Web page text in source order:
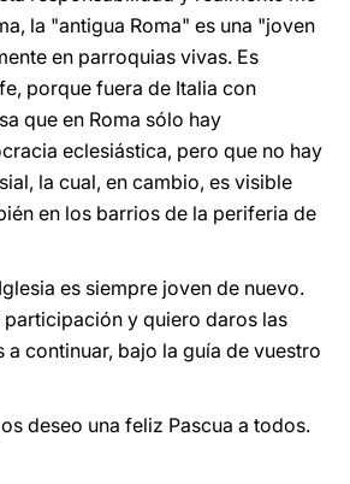
la "antigua Roma" es una "joven
en parroquias vivas. Es
porque fuera de Italia con
que en Roma sólo hay
eclesiástica, pero que no hay
la cual, en cambio, es visible
en los barrios de la periferia de
es siempre joven de nuevo.
participación y quiero daros las
a continuar, bajo la guía de vuestro
deseo una feliz Pascua a todos.